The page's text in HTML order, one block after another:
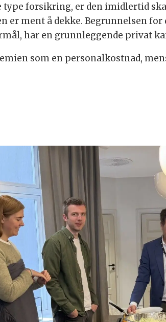
type forsikring, er den imidlertid
er ment å dekke. Begrunnelsen
har en grunnleggende privat
som en personalkostnad,